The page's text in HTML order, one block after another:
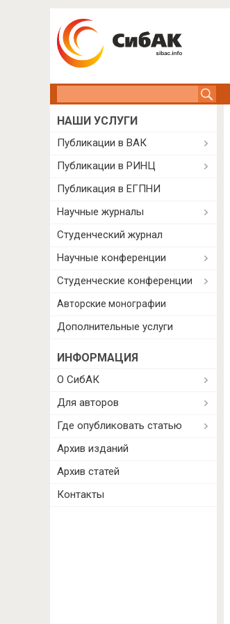
НАШИ УСЛУГИ
Публикации в ВАК
Публикации в РИНЦ
Публикация в ЕГПНИ
Научные журналы
Студенческий журнал
Научные конференции
Студенческие конференции
Авторские монографии
Дополнительные услуги
ИНФОРМАЦИЯ
О СибАК
Для авторов
Где опубликовать статью
Архив изданий
Архив статей
Контакты